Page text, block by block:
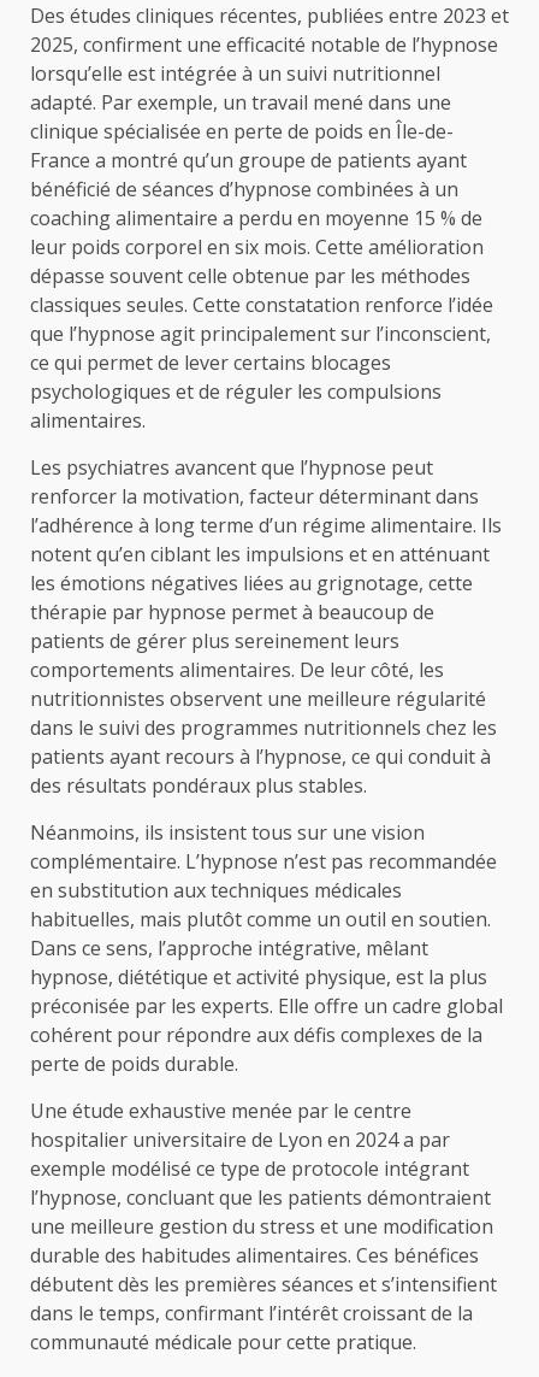
Des études cliniques récentes, publiées entre 2023 et
2025, confirment une efficacité notable de l’hypnose
lorsqu’elle est intégrée à un suivi nutritionnel
adapté. Par exemple, un travail mené dans une
clinique spécialisée en perte de poids en Île-de-
France a montré qu’un groupe de patients ayant
bénéficié de séances d’hypnose combinées à un
coaching alimentaire a perdu en moyenne 15 % de
leur poids corporel en six mois. Cette amélioration
dépasse souvent celle obtenue par les méthodes
classiques seules. Cette constatation renforce l’idée
que l’hypnose agit principalement sur l’inconscient,
ce qui permet de lever certains blocages
psychologiques et de réguler les compulsions
alimentaires.
Les psychiatres avancent que l’hypnose peut
renforcer la motivation, facteur déterminant dans
l’adhérence à long terme d’un régime alimentaire. Ils
notent qu’en ciblant les impulsions et en atténuant
les émotions négatives liées au grignotage, cette
thérapie par hypnose permet à beaucoup de
patients de gérer plus sereinement leurs
comportements alimentaires. De leur côté, les
nutritionnistes observent une meilleure régularité
dans le suivi des programmes nutritionnels chez les
patients ayant recours à l’hypnose, ce qui conduit à
des résultats pondéraux plus stables.
Néanmoins, ils insistent tous sur une vision
complémentaire. L’hypnose n’est pas recommandée
en substitution aux techniques médicales
habituelles, mais plutôt comme un outil en soutien.
Dans ce sens, l’approche intégrative, mêlant
hypnose, diététique et activité physique, est la plus
préconisée par les experts. Elle offre un cadre global
cohérent pour répondre aux défis complexes de la
perte de poids durable.
Une étude exhaustive menée par le centre
hospitalier universitaire de Lyon en 2024 a par
exemple modélisé ce type de protocole intégrant
l’hypnose, concluant que les patients démontraient
une meilleure gestion du stress et une modification
durable des habitudes alimentaires. Ces bénéfices
débutent dès les premières séances et s’intensifient
dans le temps, confirmant l’intérêt croissant de la
communauté médicale pour cette pratique.